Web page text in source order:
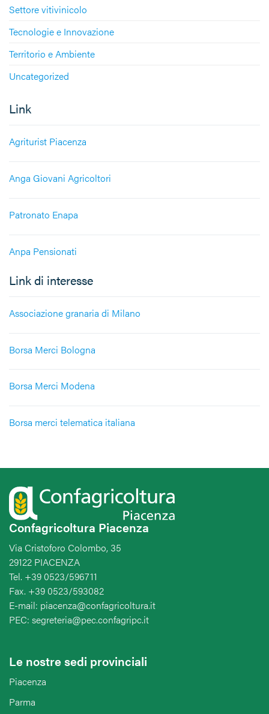
Settore vitivinicolo
Tecnologie e Innovazione
Territorio e Ambiente
Uncategorized
Link
Agriturist Piacenza
Anga Giovani Agricoltori
Patronato Enapa
Anpa Pensionati
Link di interesse
Associazione granaria di Milano
Borsa Merci Bologna
Borsa Merci Modena
Borsa merci telematica italiana
Confagricoltura Piacenza
Via Cristoforo Colombo, 35
29122 PIACENZA
Tel. +39 0523/596711
Fax. +39 0523/593082
E-mail: piacenza@confagricoltura.it
PEC: segreteria@pec.confagripc.it
Le nostre sedi provinciali
Piacenza
Parma